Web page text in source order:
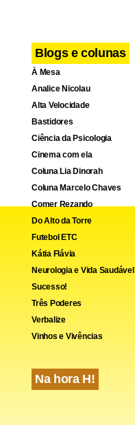
Blogs e colunas
À Mesa
Analice Nicolau
Alta Velocidade
Bastidores
Ciência da Psicologia
Cinema com ela
Coluna Lia Dinorah
Coluna Marcelo Chaves
Comer Rezando
Do Alto da Torre
Futebol ETC
Kátia Flávia
Neurologia e Vida Saudável
Sucesso!
Três Poderes
Verbalize
Vinhos e Vivências
Na hora H!